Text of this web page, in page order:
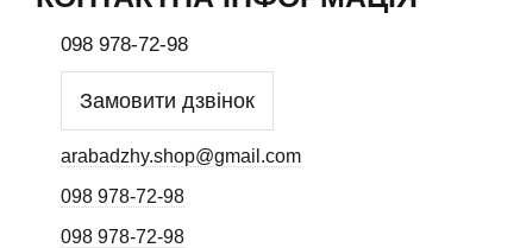
098 978-72-98
Замовити дзвінок
arabadzhy.shop@gmail.com
098 978-72-98
098 978-72-98